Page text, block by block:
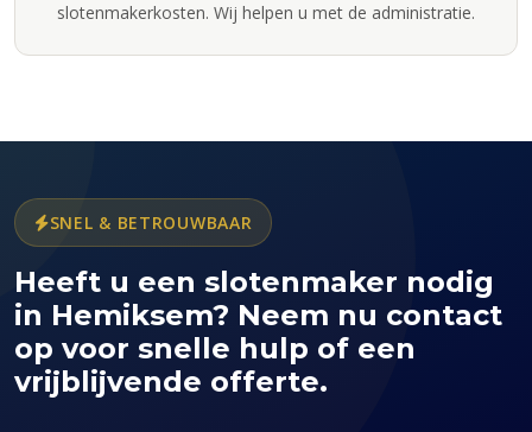
slotenmakerkosten. Wij helpen u met de administratie.
SNEL & BETROUWBAAR
Heeft u een slotenmaker nodig
in Hemiksem? Neem nu contact
op voor snelle hulp of een
vrijblijvende offerte.